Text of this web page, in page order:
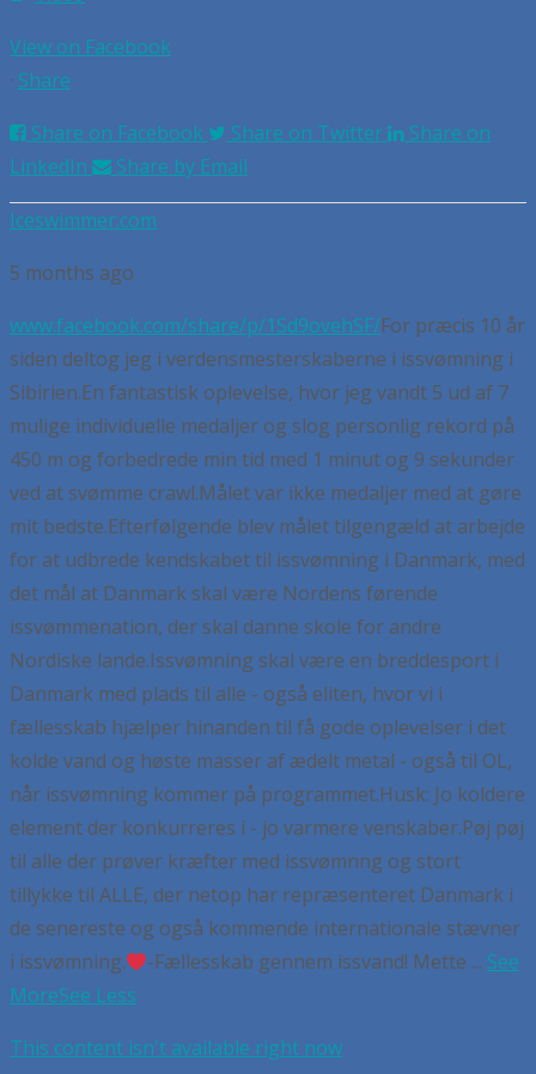
View on Facebook
· Share
Share on Facebook
Share on Twitter
Share on
LinkedIn
Share by Email
Iceswimmer.com
5 months ago
www.facebook.com/share/p/1Sd9ovehSF/For præcis 10 år
siden deltog jeg i verdensmesterskaberne i issvømning i
Sibirien.En fantastisk oplevelse, hvor jeg vandt 5 ud af 7
mulige individuelle medaljer og slog personlig rekord på
450 m og forbedrede min tid med 1 minut og 9 sekunder
ved at svømme crawl.Målet var ikke medaljer med at gøre
mit bedste.Efterfølgende blev målet tilgengæld at arbejde
for at udbrede kendskabet til issvømning i Danmark, med
det mål at Danmark skal være Nordens førende
issvømmenation, der skal danne skole for andre
Nordiske lande.Issvømning skal være en breddesport i
Danmark med plads til alle - også eliten, hvor vi i
fællesskab hjælper hinanden til få gode oplevelser i det
kolde vand og høste masser af ædelt metal - også til OL,
når issvømning kommer på programmet.Husk: Jo koldere
element der konkurreres i - jo varmere venskaber.Pøj pøj
til alle der prøver kræfter med issvømnng og stort
tillykke til ALLE, der netop har repræsenteret Danmark i
de senereste og også kommende internationale stævner
i issvømning.
-Fællesskab gennem issvand! Mette ... See
MoreSee Less
This content isn't available right now